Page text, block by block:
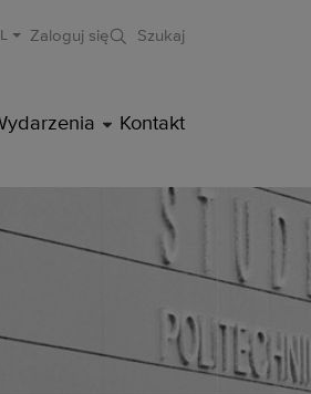
Zaloguj się Szukaj
DROPDOWN
Kontakt